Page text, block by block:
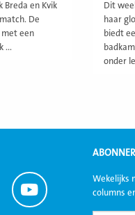
Breda en Kvik
De
met een
...
Dit
haar
biedt
onder
Ga
naar
Wekelijks
columns